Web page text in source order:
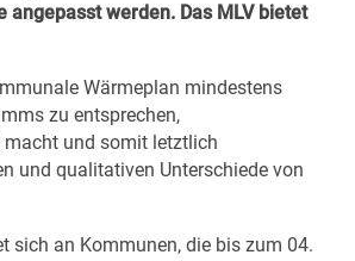
werden. Das MLV bietet
Wärmeplan mindestens
zu entsprechen,
macht und somit letztlich
und qualitativen Unterschiede von
sich an Kommunen, die bis zum 04.